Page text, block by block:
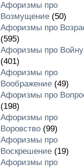
Афоризмы про
Возмущение(50)
Афоризмы про
(595)
Афоризмы про Войну
(401)
Афоризмы про
Воображение(49)
Афоризмы про
(198)
Афоризмы про
Воровство(99)
Афоризмы про
Воскрешение(19)
Афоризмы про